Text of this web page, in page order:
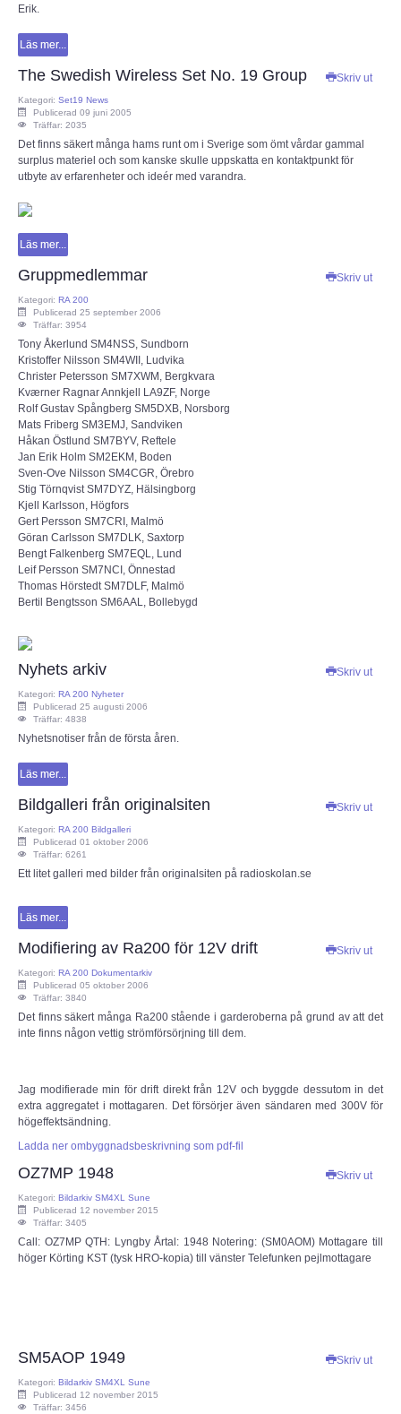
Erik.
Läs mer...
Skriv ut
The Swedish Wireless Set No. 19 Group
Kategori: Set19 News
Publicerad 09 juni 2005
Träffar: 2035
Det finns säkert många hams runt om i Sverige som ömt vårdar gammal
surplus materiel och som kanske skulle uppskatta en kontaktpunkt för
utbyte av erfarenheter och ideér med varandra.
Läs mer...
Skriv ut
Gruppmedlemmar
Kategori: RA 200
Publicerad 25 september 2006
Träffar: 3954
Tony Åkerlund SM4NSS, Sundborn
Kristoffer Nilsson SM4WII, Ludvika
Christer Petersson SM7XWM, Bergkvara
Kværner Ragnar Annkjell LA9ZF, Norge
Rolf Gustav Spångberg SM5DXB, Norsborg
Mats Friberg SM3EMJ, Sandviken
Håkan Östlund SM7BYV, Reftele
Jan Erik Holm SM2EKM, Boden
Sven-Ove Nilsson SM4CGR, Örebro
Stig Törnqvist SM7DYZ, Hälsingborg
Kjell Karlsson, Högfors
Gert Persson SM7CRI, Malmö
Göran Carlsson SM7DLK, Saxtorp
Bengt Falkenberg SM7EQL, Lund
Leif Persson SM7NCI, Önnestad
Thomas Hörstedt SM7DLF, Malmö
Bertil Bengtsson SM6AAL, Bollebygd
Skriv ut
Nyhets arkiv
Kategori: RA 200 Nyheter
Publicerad 25 augusti 2006
Träffar: 4838
Nyhetsnotiser från de första åren.
Läs mer...
Skriv ut
Bildgalleri från originalsiten
Kategori: RA 200 Bildgalleri
Publicerad 01 oktober 2006
Träffar: 6261
Ett litet galleri med bilder från originalsiten på radioskolan.se
Läs mer...
Skriv ut
Modifiering av Ra200 för 12V drift
Kategori: RA 200 Dokumentarkiv
Publicerad 05 oktober 2006
Träffar: 3840
Det finns säkert många Ra200 stående i garderoberna på grund av att det
inte finns någon vettig strömförsörjning till dem.
Jag modifierade min för drift direkt från 12V och byggde dessutom in det
extra aggregatet i mottagaren. Det försörjer även sändaren med 300V för
högeffektsändning.
Ladda ner ombyggnadsbeskrivning som pdf-fil
Skriv ut
OZ7MP 1948
Kategori: Bildarkiv SM4XL Sune
Publicerad 12 november 2015
Träffar: 3405
Call: OZ7MP QTH: Lyngby Årtal: 1948 Notering: (SM0AOM) Mottagare till
höger Körting KST (tysk HRO-kopia) till vänster Telefunken pejlmottagare
Skriv ut
SM5AOP 1949
Kategori: Bildarkiv SM4XL Sune
Publicerad 12 november 2015
Träffar: 3456